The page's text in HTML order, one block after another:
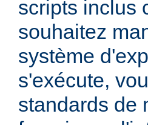
scripts inclus
souhaitez
système
s'exécute,
standards de